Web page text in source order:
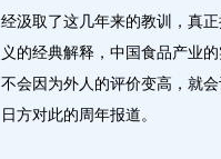
经汲取了这几年来的教训，真
义的经典解释，中国食品产业
不会因为外人的评价变高，就
日方对此的周年报道。